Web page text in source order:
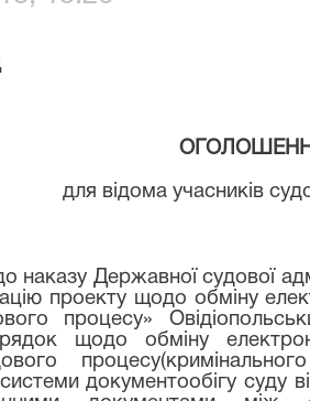
для відома учасників
наказу Державної судової
проекту щодо обміну
процесу»
щодо обміну
документообігу суду